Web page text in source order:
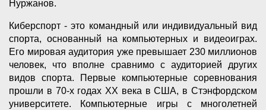
Нуржанов.
Киберспорт - это командный или индивидуальный вид
спорта, основанный на компьютерных и видеоиграх.
Его мировая аудитория уже превышает 230 миллионов
человек, что вполне сравнимо с аудиторией других
видов спорта. Первые компьютерные соревнования
прошли в 70-х годах XX века в США, в Стэнфордском
университете. Компьютерные игры с многолетней